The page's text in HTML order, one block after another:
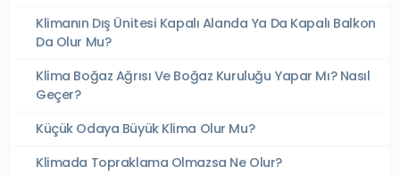
Klimanın Dış Ünitesi Kapalı Alanda Ya Da Kapalı Balkon
Da Olur Mu?
Klima Boğaz Ağrısı Ve Boğaz Kuruluğu Yapar Mı? Nasıl
Geçer?
Küçük Odaya Büyük Klima Olur Mu?
Klimada Topraklama Olmazsa Ne Olur?